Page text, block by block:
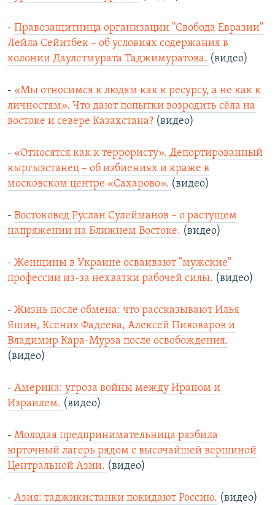
- Правозащитница организации "Свобода Евразии"
Лейла Сейитбек – об условиях содержания в
колонии Даулетмурата Таджимуратова. (видео)
- «Мы относимся к людям как к ресурсу, а не как к
личностям». Что дают попытки возродить сёла на
востоке и севере Казахстана? (видео)
- «Относятся как к террористу». Депортированный
кыргызстанец – об избиениях и краже в
московском центре «Сахарово». (видео)
- Востоковед Руслан Сулейманов – о растущем
напряжении на Ближнем Востоке. (видео)
- Женщины в Украине осваивают "мужские"
профессии из-за нехватки рабочей силы. (видео)
- Жизнь после обмена: что рассказывают Илья
Яшин, Ксения Фадеева, Алексей Пивоваров и
Владимир Кара-Мурза после освобождения.
(видео)
- Америка: угроза войны между Ираном и
Израилем. (видео)
- Молодая предпринимательница разбила
юрточный лагерь рядом с высочайшей вершиной
Центральной Азии. (видео)
- Азия: таджикистанки покидают Россию. (видео)